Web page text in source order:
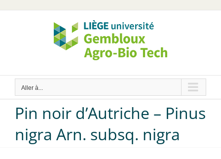
Aller à...
Pin noir d’Autriche – Pinus
nigra Arn. subsq. nigra